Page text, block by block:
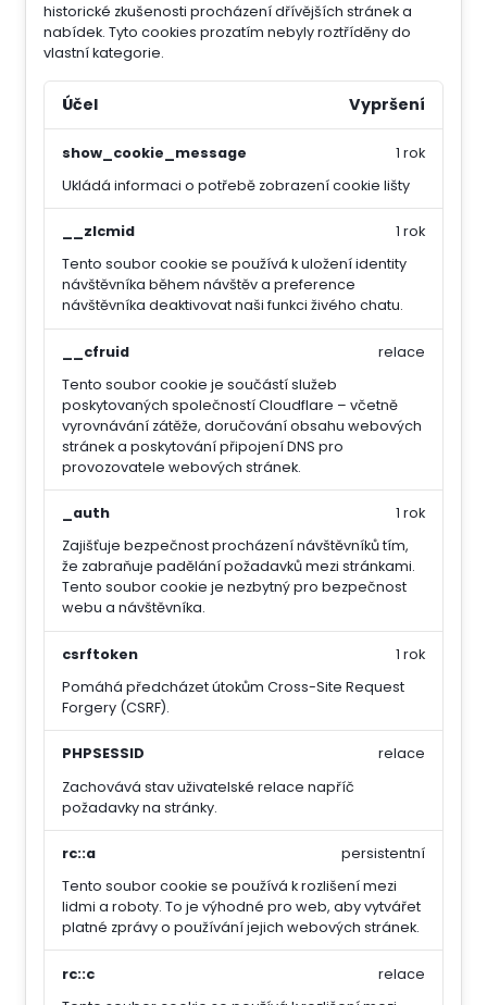
historické zkušenosti procházení dřívějších stránek a
nabídek. Tyto cookies prozatím nebyly roztříděny do
vlastní kategorie.
Účel Vypršení
show_cookie_message
Ukládá informaci o potřebě zobrazení cookie lišty
1 rok
__zlcmid
Tento soubor cookie se používá k uložení identity
návštěvníka během návštěv a preference
návštěvníka deaktivovat naši funkci živého chatu.
1 rok
__cfruid
Tento soubor cookie je součástí služeb
poskytovaných společností Cloudflare – včetně
vyrovnávání zátěže, doručování obsahu webových
stránek a poskytování připojení DNS pro
provozovatele webových stránek.
relace
_auth
Zajišťuje bezpečnost procházení návštěvníků tím,
že zabraňuje padělání požadavků mezi stránkami.
Tento soubor cookie je nezbytný pro bezpečnost
webu a návštěvníka.
1 rok
csrftoken
Pomáhá předcházet útokům Cross-Site Request
Forgery (CSRF).
1 rok
PHPSESSID
Zachovává stav uživatelské relace napříč
požadavky na stránky.
relace
rc::a
Tento soubor cookie se používá k rozlišení mezi
lidmi a roboty. To je výhodné pro web, aby vytvářet
platné zprávy o používání jejich webových stránek.
persistentní
rc::c
relace